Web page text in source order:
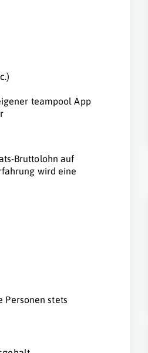
teampool App
Bruttolohn auf
wird eine
stets